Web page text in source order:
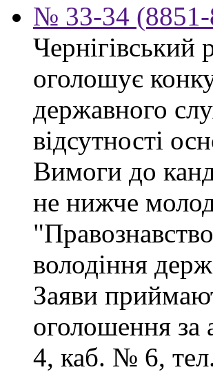
№ 33-34 (8851-
Чернігівський
оголошує
державного
відсутності
Вимоги до
не нижче
володіння
Заяви
оголошення за
4, каб. № 6,